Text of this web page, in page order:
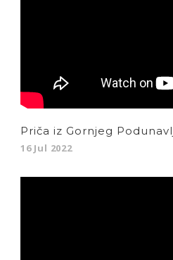
Priča iz Gornjeg
16 Jul 2022